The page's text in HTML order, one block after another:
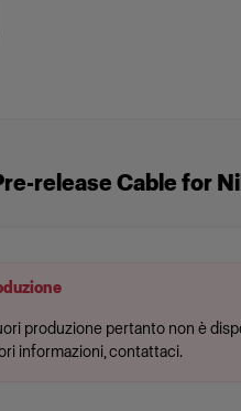
release Cable for
produzione pertanto non è
informazioni, contattaci.